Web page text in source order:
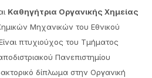
Καθηγήτρια Οργανικής Χημείας
Μηχανικών του Εθνικού
πτυχιούχος του Τμήματος
Πανεπιστημίου
δίπλωμα στην Οργανική